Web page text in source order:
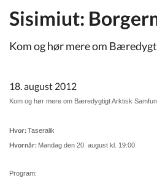
Kommuneplan
Om Kommunen
Sisimiut:
Kom og hør mere om
18. august 2012
Kom og hør mere om Bæredygtigt Arktisk
Hvor:Taseralik
Hvornår: Mandag den 20. august kl. 19:00
Program: